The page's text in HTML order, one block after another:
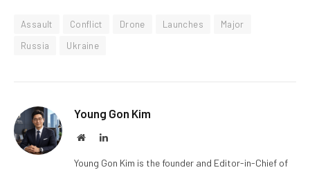
Assault Conflict Drone Launches
Major
Russia
Ukraine
Young Gon Kim
WebsiteLinkedIn
Young Gon Kim is the founder and Editor-in-Chief of